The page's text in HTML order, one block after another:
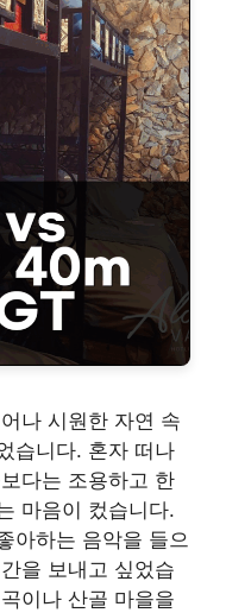
나 시원한 자연 속
습니다. 혼자 떠나
다는 조용하고 한
마음이 컸습니다.
아하는 음악을 들으
을 보내고 싶었습
이나 산골 마을을